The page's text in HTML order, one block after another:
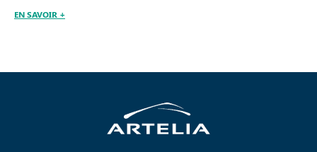
EN SAVOIR +